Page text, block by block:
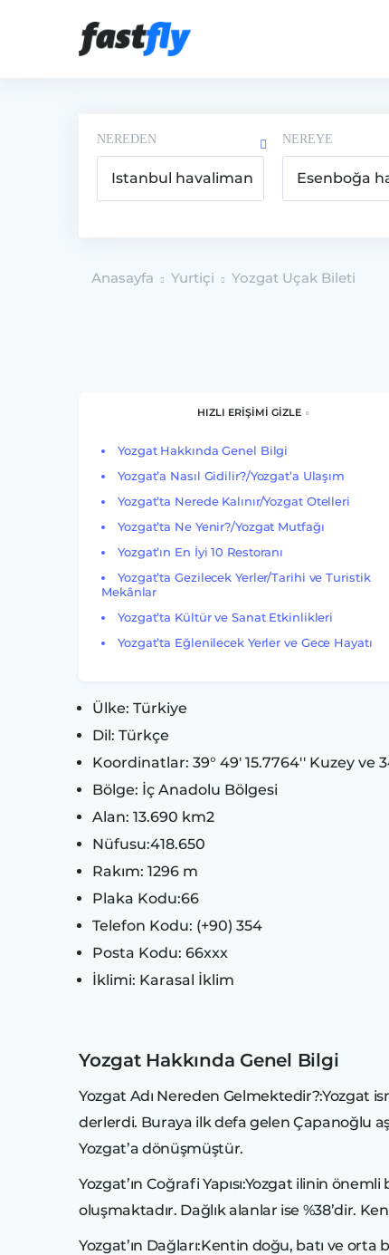
NEREDEN NEREYE
Anasayfa Yurtiçi Yozgat Uçak Bileti
HIZLI ERİŞİMİ GİZLE
Yozgat Hakkında Genel Bilgi
Yozgat’a Nasıl Gidilir?/Yozgat’a Ulaşım
Yozgat’ta Nerede Kalınır/Yozgat Otelleri
Yozgat’ta Ne Yenir?/Yozgat Mutfağı
Yozgat’ın En İyi 10 Restoranı
Yozgat’ta Gezilecek Yerler/Tarihi ve Turistik
Mekânlar
Yozgat’ta Kültür ve Sanat Etkinlikleri
Yozgat’ta Eğlenilecek Yerler ve Gece Hayatı
Ülke: Türkiye
Dil: Türkçe
Koordinatlar: 39° 49' 15.7764'' Kuzey ve
Bölge: İç Anadolu Bölgesi
Alan: 13.690 km2
Nüfusu:418.650
Rakım: 1296 m
Plaka Kodu:66
Telefon Kodu: (+90) 354
Posta Kodu: 66xxx
İklimi: Karasal İklim
Yozgat Hakkında Genel Bilgi
Yozgat Adı Nereden Gelmektedir?:Yozgat
derlerdi. Buraya ilk defa gelen Çapanoğlu
Yozgat’a dönüşmüştür.
Yozgat’ın Coğrafi Yapısı:Yozgat ilinin
oluşmaktadır. Dağlık alanlar ise %38’dir.
Yozgat’ın Dağları:Kentin doğu, batı ve